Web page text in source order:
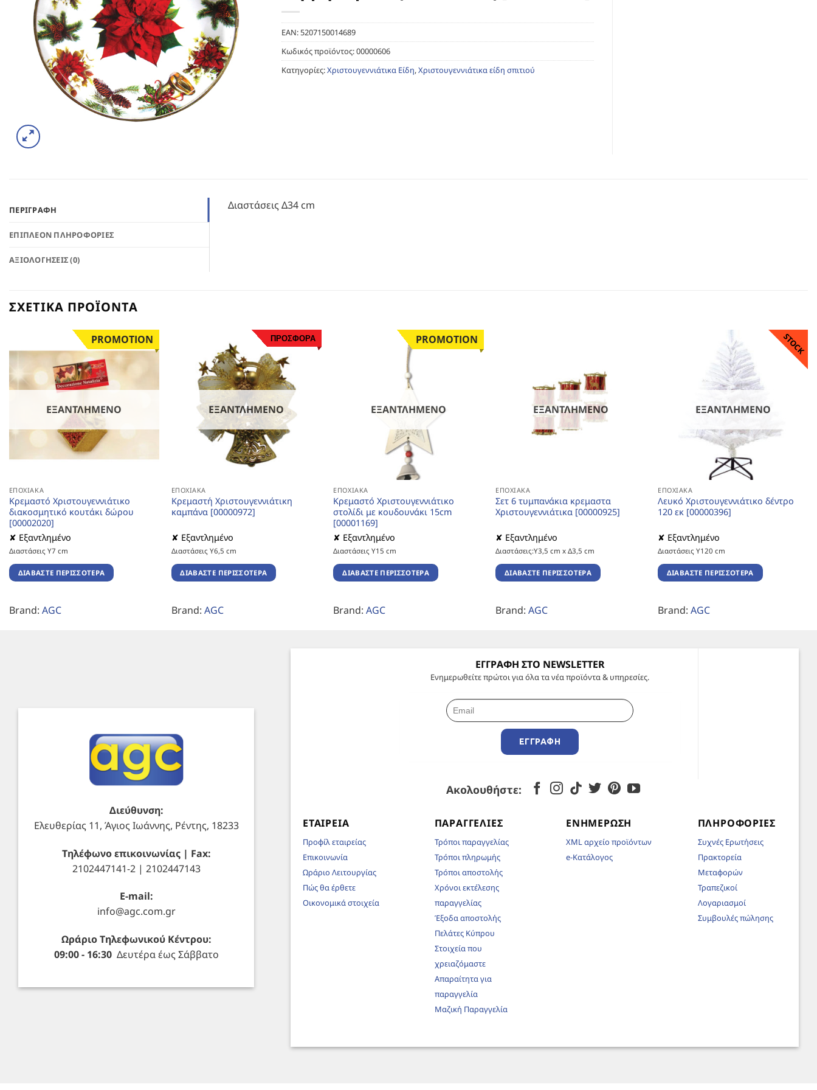
EAN:5207150014689
Κωδικός προϊόντος:00000606
Κατηγορίες:Χριστουγεννιάτικα Είδη,Χριστουγεννιάτικα είδη σπιτιού
ΠΕΡΙΓΡΑΦΉ
ΕΠΙΠΛΈΟΝ ΠΛΗΡΟΦΟΡΊΕΣ
ΑΞΙΟΛΟΓΉΣΕΙΣ (0)
Διαστάσεις Δ34 cm
ΣΧΕΤΙΚΆ ΠΡΟΪΌΝΤΑ
PROMOTION
ΕΞΑΝΤΛΗΜΈΝΟ
ΕΠΟΧΙΑΚΆ
Κρεμαστό Χριστουγεννιάτικο
διακοσμητικό κουτάκι δώρου
[00002020]
✘ Εξαντλημένο
Διαστάσεις Υ7 cm
ΔΙΑΒΆΣΤΕ ΠΕΡΙΣΣΌΤΕΡΑ
Brand: AGC
ΠΡΟΣΦΟΡΑ
ΕΞΑΝΤΛΗΜΈΝΟ
ΕΠΟΧΙΑΚΆ
Κρεμαστή Χριστουγεννιάτικη
καμπάνα [00000972]
✘ Εξαντλημένο
Διαστάσεις Υ6,5 cm
ΔΙΑΒΆΣΤΕ ΠΕΡΙΣΣΌΤΕΡΑ
Brand: AGC
PROMOTION
ΕΞΑΝΤΛΗΜΈΝΟ
ΕΠΟΧΙΑΚΆ
Κρεμαστό Χριστουγεννιάτικο
στολίδι με κουδουνάκι 15cm
[00001169]
✘ Εξαντλημένο
Διαστάσεις Υ15 cm
ΔΙΑΒΆΣΤΕ ΠΕΡΙΣΣΌΤΕΡΑ
Brand:AGC
ΕΞΑΝΤΛΗΜΈΝΟ
ΕΠΟΧΙΑΚΆ
Σετ 6 τυμπανάκια κρεμαστα
Χριστουγεννιάτικα [00000925]
✘ Εξαντλημένο
Διαστάσεις:Υ3,5 cm x Δ3,5 cm
ΔΙΑΒΆΣΤΕ ΠΕΡΙΣΣΌΤΕΡΑ
Brand:AGC
STOCK
ΕΞΑΝΤΛΗΜΈΝΟ
ΕΠΟΧΙΑΚΆ
Λευκό Χριστουγεννιάτικο δέντρο
120 εκ [00000396]
✘ Εξαντλημένο
Διαστάσεις Υ120 cm
ΔΙΑΒΆΣΤΕ ΠΕΡΙΣΣΌΤΕΡΑ
Brand: AGC
Διεύθυνση:
Ελευθερίας 11, Άγιος Ιωάννης, Ρέντης, 18233
Τηλέφωνο επικοινωνίας | Fax:
2102447141-2 | 2102447143
E-mail:
info@agc.com.gr
Ωράριο Τηλεφωνικού Κέντρου:
09:00 - 16:30Δευτέρα έως Σάββατο
ΕΓΓΡΑΦΗ ΣΤΟ NEWSLETTER
Ενημερωθείτε πρώτοι για όλα τα νέα προϊόντα & υπηρεσίες.
ΕΓΓΡΑΦΉ
Ακολουθήστε:
ΕΤΑΙΡΕΊΑ
Προφίλ εταιρείας
Επικοινωνία
Ωράριο Λειτουργίας
Πώς θα έρθετε
Οικονομικά στοιχεία
ΠΑΡΑΓΓΕΛΊΕΣ
Τρόποι παραγγελίας
Τρόποι πληρωμής
Τρόποι αποστολής
Χρόνοι εκτέλεσης
παραγγελίας
Έξοδα αποστολής
Πελάτες Κύπρου
Στοιχεία που
χρειαζόμαστε
Απαραίτητα για
παραγγελία
Μαζική Παραγγελία
ΕΝΗΜΈΡΩΣΗ
XML αρχείο προϊόντων
e-Κατάλογος
ΠΛΗΡΟΦΟΡΊΕΣ
Συχνές Ερωτήσεις
Πρακτορεία
Μεταφορών
Τραπεζικοί
Λογαριασμοί
Συμβουλές πώλησης